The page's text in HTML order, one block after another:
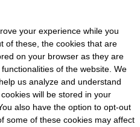
your experience while you
of these, the cookies that are
on your browser as they are
of the website. We
us analyze and understand
will be stored in your
also have the option to opt-out
some of these cookies may affect